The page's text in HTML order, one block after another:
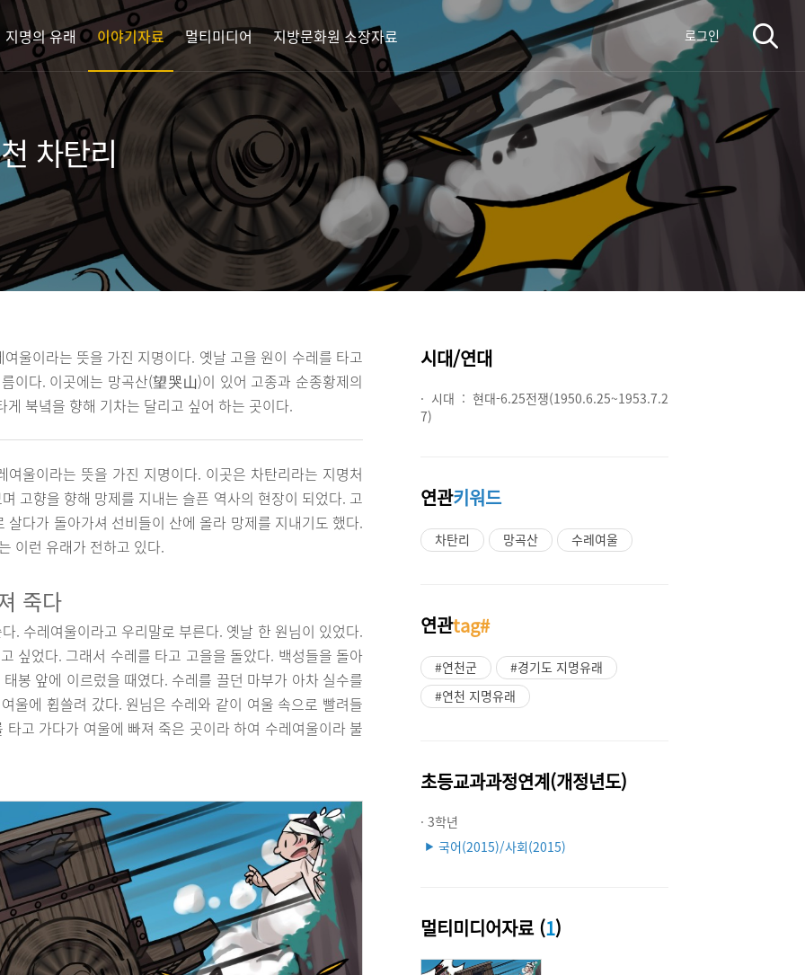
지명의 유래 이야기자료 멀티미디어 지방문화원 소장자료 로그인
차탄리
울이라는 뜻을 가진 지명이다. 옛날 고을 원이 수레를 타고
이다. 이곳에는 망곡산(望哭山)이 있어 고종과 순종황제의
북녘을 향해 기차는 달리고 싶어 하는 곳이다.
울이라는 뜻을 가진 지명이다. 이곳은 차탄리라는 지명처
고향을 향해 망제를 지내는 슬픈 역사의 현장이 되었다. 고
다가 돌아가셔 선비들이 산에 올라 망제를 지내기도 했다.
이런 유래가 전하고 있다.
죽다
. 수레여울이라고 우리말로 부른다. 옛날 한 원님이 있었다.
싶었다. 그래서 수레를 타고 고을을 돌았다. 백성들을 돌아
봉 앞에 이르렀을 때였다. 수레를 끌던 마부가 아차 실수를
울에 휩쓸려 갔다. 원님은 수레와 같이 여울 속으로 빨려들
고 가다가 여울에 빠져 죽은 곳이라 하여 수레여울이라 불
시대/연대
· 시대 : 현대-6.25전쟁(1950.6.25~1953.7.2
7)
연관키워드
차탄리 망곡산 수레여울
연관tag#
#연천군
#경기도 지명유래
#연천 지명유래
초등교과과정연계(개정년도)
· 3학년
▶ 국어(2015)/사회(2015)
멀티미디어자료 (1)